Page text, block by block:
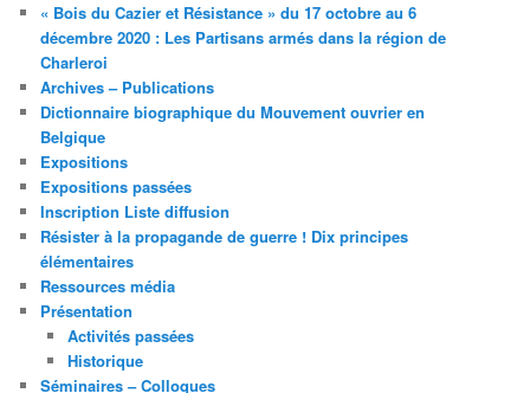
« Bois du Cazier et Résistance » du 17 octobre au 6
décembre 2020 : Les Partisans armés dans la région de
Charleroi
Archives – Publications
Dictionnaire biographique du Mouvement ouvrier en
Belgique
Expositions
Expositions passées
Inscription Liste diffusion
Résister à la propagande de guerre ! Dix principes
élémentaires
Ressources média
Présentation
Activités passées
Historique
Séminaires – Colloques